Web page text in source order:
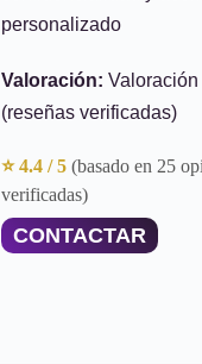
personalizado
Valoración:
(reseñas verificadas)
⭐ 4.4 / 5 (basado en 25
verificadas)
CONTACTAR